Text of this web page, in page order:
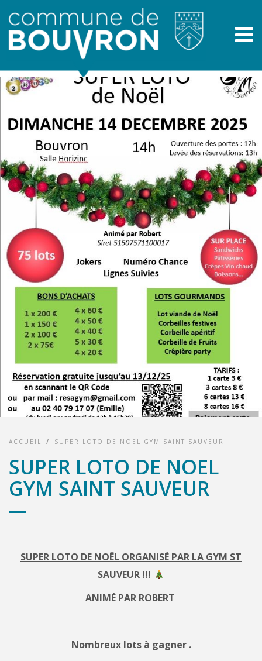
ACCUEIL / SUPER LOTO DE NOEL GYM SAINT SAUVEUR
SUPER LOTO DE NOEL
GYM SAINT SAUVEUR
SUPER LOTO DE NOËL ORGANISÉ PAR LA GYM ST
SAUVEUR !!!
ANIMÉ PAR ROBERT
Nombreux lots à gagner .